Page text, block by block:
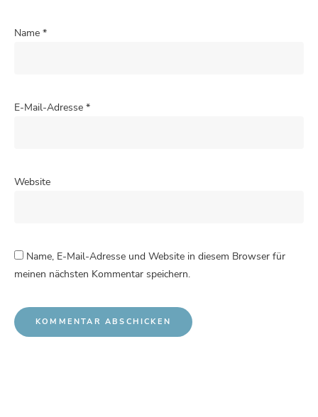
Name *
E-Mail-Adresse *
Website
Name, E-Mail-Adresse und Website in diesem Browser für
meinen nächsten Kommentar speichern.